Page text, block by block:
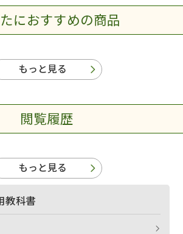
におすすめの商品
もっと見る
閲覧履歴
もっと見る
教科書